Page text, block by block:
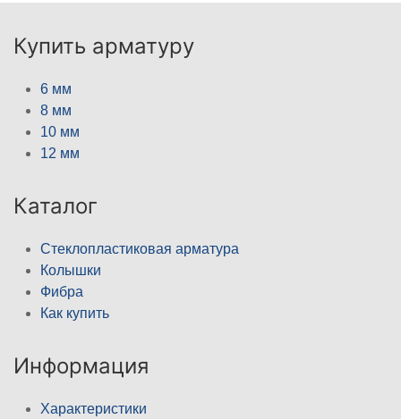
Купить арматуру
6 мм
8 мм
10 мм
12 мм
Каталог
Стеклопластиковая арматура
Колышки
Фибра
Как купить
Информация
Характеристики